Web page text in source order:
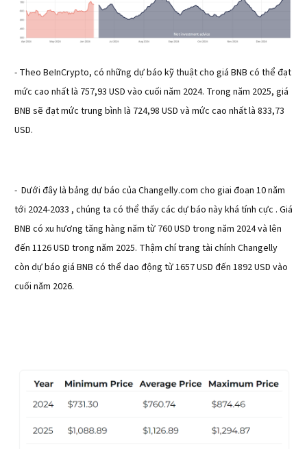
- Theo BeInCrypto, có những dự báo kỹ thuật cho giá BNB có thể đạt
mức cao nhất là 757,93 USD vào cuối năm 2024. Trong năm 2025, giá
BNB sẽ đạt mức trung bình là 724,98 USD và mức cao nhất là 833,73
USD.
- Dưới đây là bảng dự báo của Changelly.com cho giai đoạn 10 năm
tới 2024-2033 , chúng ta có thể thấy các dự báo này khá tính cực . Giá
BNB có xu hương tăng hàng năm từ 760 USD trong năm 2024 và lên
đến 1126 USD trong năm 2025. Thậm chí trang tài chính Changelly
còn dự báo giá BNB có thể dao động từ 1657 USD đến 1892 USD vào
cuối năm 2026.